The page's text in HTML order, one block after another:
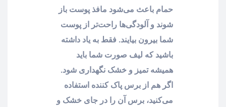
حمام باعث می‌شود مافذ پوست باز
شوند و آلودگی‌ها راحت‌تر از پوست
شما بیرون بیایند. فقط به یاد داشته
باشید که لیف صورت شما باید
همیشه تمیز و خشک نگهداری شود.
اگر هم از برس پاک‌ کننده استفاده
می‌کنید، برس آن را در جای خشک و